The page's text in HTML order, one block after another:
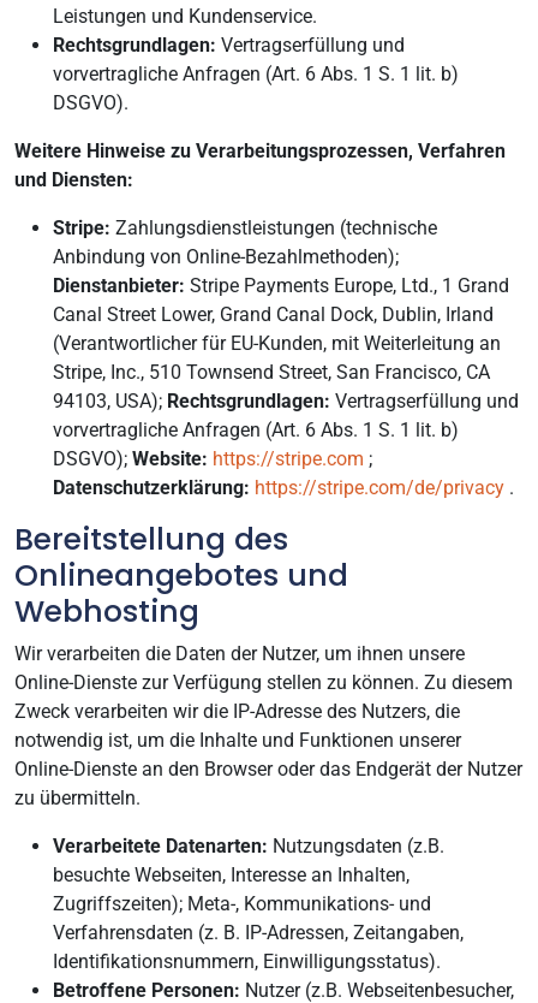
Leistungen und Kundenservice.
Rechtsgrundlagen: Vertragserfüllung und
vorvertragliche Anfragen (Art. 6 Abs. 1 S. 1 lit. b)
DSGVO).
Weitere Hinweise zu Verarbeitungsprozessen, Verfahren
und Diensten:
Stripe: Zahlungsdienstleistungen (technische
Anbindung von Online-Bezahlmethoden);
Dienstanbieter: Stripe Payments Europe, Ltd., 1 Grand
Canal Street Lower, Grand Canal Dock, Dublin, Irland
(Verantwortlicher für EU-Kunden, mit Weiterleitung an
Stripe, Inc., 510 Townsend Street, San Francisco, CA
94103, USA); Rechtsgrundlagen: Vertragserfüllung und
vorvertragliche Anfragen (Art. 6 Abs. 1 S. 1 lit. b)
DSGVO); Website: https://stripe.com ;
Datenschutzerklärung: https://stripe.com/de/privacy .
Bereitstellung des
Onlineangebotes und
Webhosting
Wir verarbeiten die Daten der Nutzer, um ihnen unsere
Online-Dienste zur Verfügung stellen zu können. Zu diesem
Zweck verarbeiten wir die IP-Adresse des Nutzers, die
notwendig ist, um die Inhalte und Funktionen unserer
Online-Dienste an den Browser oder das Endgerät der Nutzer
zu übermitteln.
Verarbeitete Datenarten: Nutzungsdaten (z.B.
besuchte Webseiten, Interesse an Inhalten,
Zugriffszeiten); Meta-, Kommunikations- und
Verfahrensdaten (z. B. IP-Adressen, Zeitangaben,
Identifikationsnummern, Einwilligungsstatus).
Betroffene Personen: Nutzer (z.B. Webseitenbesucher,